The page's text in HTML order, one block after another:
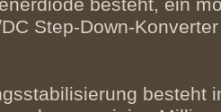
besteht, ein
Step-Down-
besteht